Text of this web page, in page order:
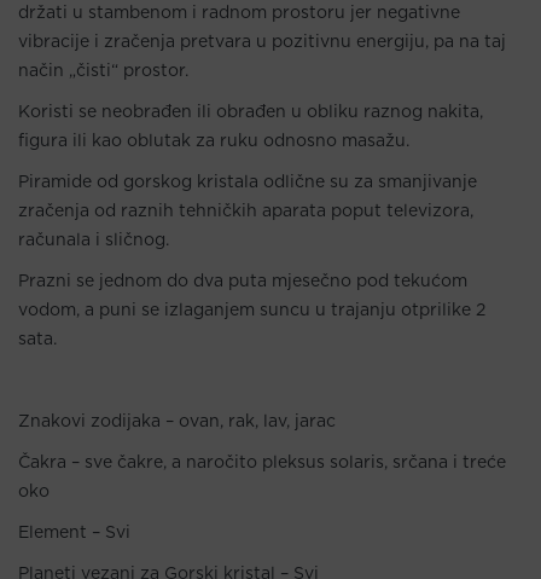
držati u stambenom i radnom prostoru jer negativne
vibracije i zračenja pretvara u pozitivnu energiju, pa na taj
način „čisti“ prostor.
Koristi se neobrađen ili obrađen u obliku raznog nakita,
figura ili kao oblutak za ruku odnosno masažu.
Piramide od gorskog kristala odlične su za smanjivanje
zračenja od raznih tehničkih aparata poput televizora,
računala i sličnog.
Prazni se jednom do dva puta mjesečno pod tekućom
vodom, a puni se izlaganjem suncu u trajanju otprilike 2
sata.
Znakovi zodijaka – ovan, rak, lav, jarac
Čakra – sve čakre, a naročito pleksus solaris, srčana i treće
oko
Element – Svi
Planeti vezani za Gorski kristal – Svi